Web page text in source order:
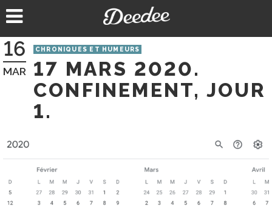
au
16
MAR
CHRONIQUES ET HUMEURS
17 MARS 2020.
CONFINEMENT, JOUR
1.